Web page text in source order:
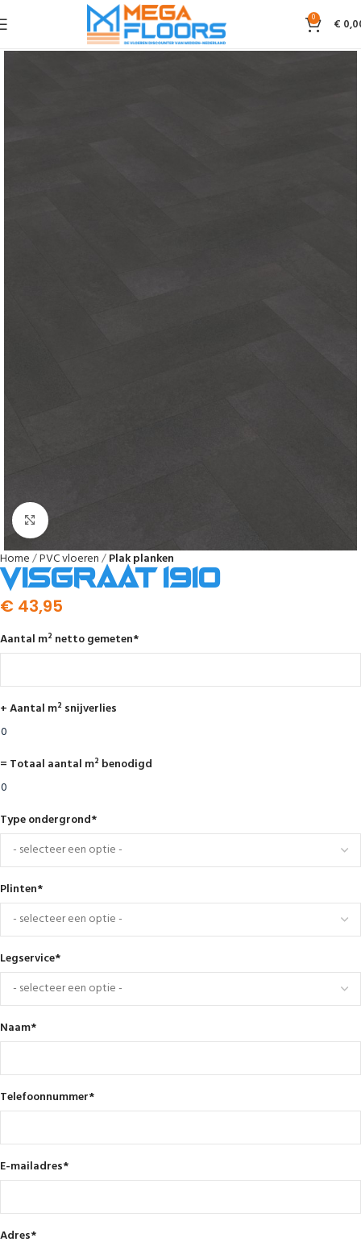
0 €
Home PVC vloeren Plak planken
Visgraat 1910
€ 43,95
Aantal m² netto gemeten*
+ Aantal m² snijverlies
= Totaal aantal m² benodigd
Type ondergrond*
Plinten*
Legservice*
Naam*
Telefoonnummer*
E-mailadres*
Adres*
Afbeelding vergroten